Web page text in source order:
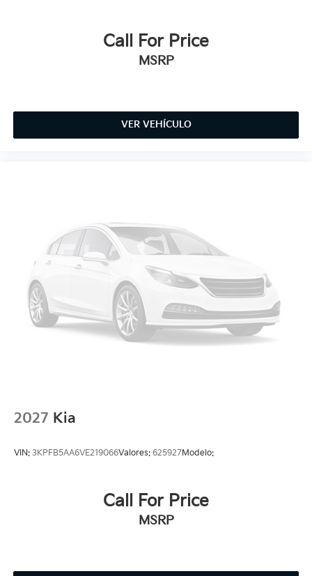
Call For Price
MSRP
VER VEHÍCULO
2027 Kia
VIN: 3KPFB5AA6VE219066Valores: 625927Modelo:
Call For Price
MSRP